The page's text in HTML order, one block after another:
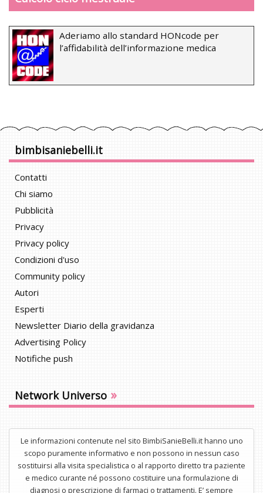
Aderiamo allo standard HONcode per
l’affidabilità dell’informazione medica
bimbisaniebelli.it
Contatti
Chi siamo
Pubblicità
Privacy
Privacy policy
Condizioni d'uso
Community policy
Autori
Esperti
Newsletter Diario della gravidanza
Advertising Policy
Notifiche push
Network Universo »
Le informazioni contenute nel sito BimbiSanieBelli.it hanno uno
scopo puramente informativo e non possono in nessun caso
sostituirsi alla visita specialistica o al rapporto diretto tra paziente
e medico curante né possono costituire una formulazione di
diagnosi o prescrizione di farmaci o trattamenti. E’ sempre